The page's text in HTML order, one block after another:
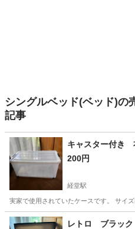
シングルベッド(ベッド)の
記事
キャスター付き
200円
経堂駅
実家で使用されていたケースです。 サイ
東京 世田谷区 収納家
レトロ ブラッ